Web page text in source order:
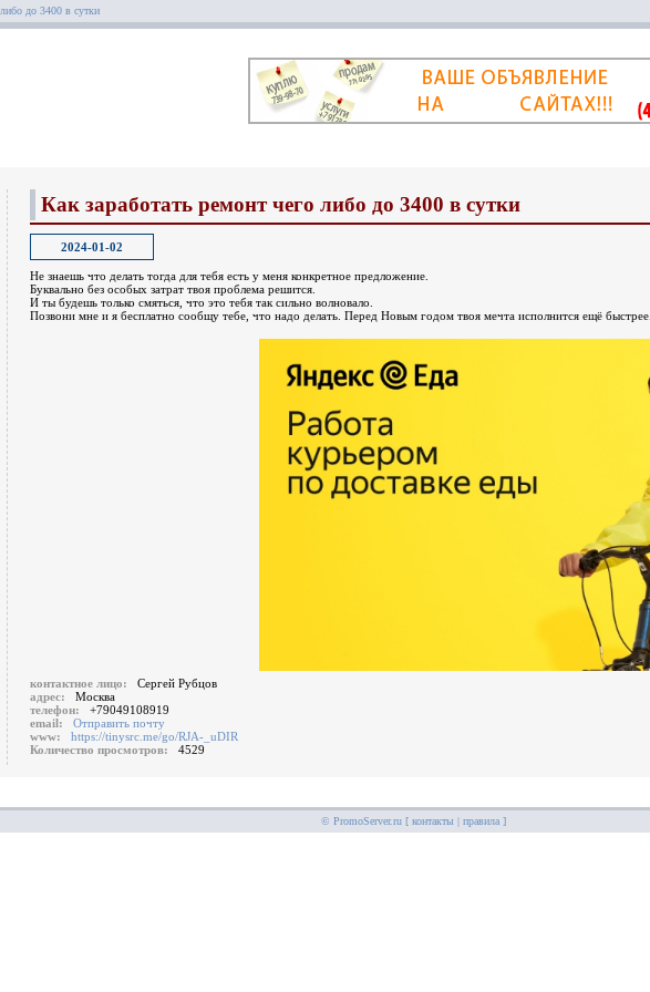
до 3400 в сутки
Как заработать ремонт чего либо до 3400 в сутки
2024-01-02
Не знаешь что делать тогда для тебя есть у меня конкретное предложение.
Буквально без особых затрат твоя проблема решится.
И ты будешь только смяться, что это тебя так сильно волновало.
Позвони мне и я бесплатно сообщу тебе, что надо делать. Перед Новым годом твоя мечта исполнится ещё быстрее.
контактное лицо:
Сергей Рубцов
адрес:
Москва
телефон:
+79049108919
email:
Отправить почту
www:
https://tinysrc.me/go/RJA-_uDIR
Количество просмотров:
4529
© PromoServer.ru [ контакты| правила]